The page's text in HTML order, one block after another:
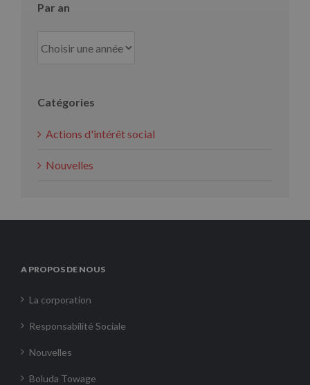
Par an
Catégories
Actions d'intérêt social
Nouvelles
A PROPOS DE NOUS
La corporation
Responsabilité Sociale
Nouvelles
Boluda Towage